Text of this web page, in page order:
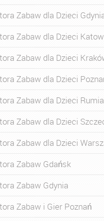
Zabaw dla Dzieci
Zabaw dla Dzieci
Zabaw dla Dzieci
Zabaw dla Dzieci
Zabaw dla Dzieci Rumia
Zabaw dla Dzieci
Zabaw dla Dzieci
Zabaw Gdańsk
Zabaw Gdynia
Zabaw i Gier Poznań